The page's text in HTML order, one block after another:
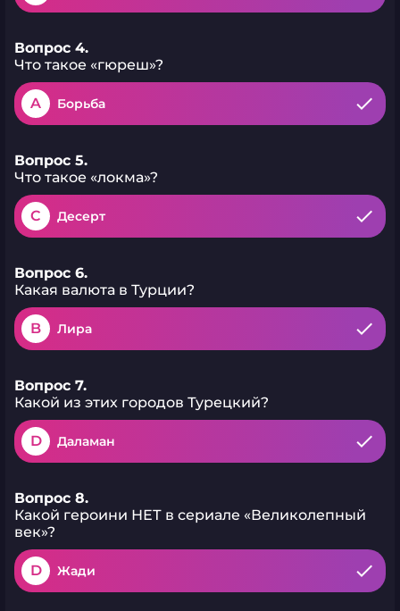
Вопрос 4.
Что такое «гюреш»?
A Борьба
Вопрос 5.
Что такое «локма»?
C Десерт
Вопрос 6.
Какая валюта в Турции?
B Лира
Вопрос 7.
Какой из этих городов Турецкий?
D Даламан
Вопрос 8.
Какой героини НЕТ в сериале «Великолепный
век»?
D Жади